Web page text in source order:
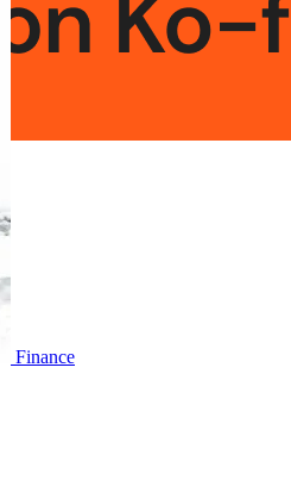
Finance